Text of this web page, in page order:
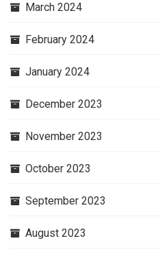
March 2024
February 2024
January 2024
December 2023
November 2023
October 2023
September 2023
August 2023